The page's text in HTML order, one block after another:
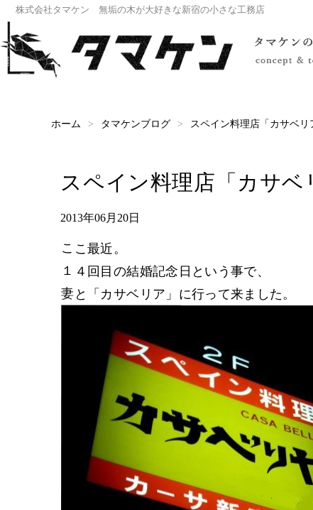
株式会社タマケン 無垢の木が大好きな新宿の小さな工務店
ホーム タマケンブログ スペイン料理店「カサベリ
スペイン料理店「カサベ
2013年06月20日
ここ最近。
１４回目の結婚記念日という事で、
妻と「カサベリア」に行って来ました。